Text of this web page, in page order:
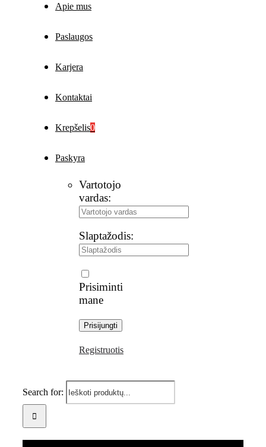
Apie mus
Paslaugos
Karjera
Kontaktai
Krepšelis0
Paskyra
Vartotojo
vardas:
Slaptažodis:
Prisiminti
mane
Registruotis
Search for: